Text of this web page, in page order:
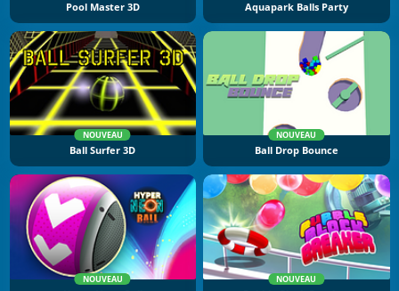
Pool Master 3D Aquapark Balls Party
NOUVEAU
Ball Surfer 3D
NOUVEAU
Ball Drop Bounce
NOUVEAU NOUVEAU